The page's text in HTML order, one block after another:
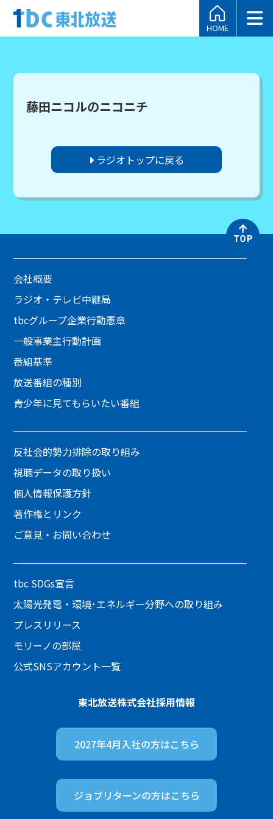
HOME
藤田ニコルのニコニチ
ラジオトップに戻る
会社概要
ラジオ・テレビ中継局
tbcグループ企業行動憲章
一般事業主行動計画
番組基準
放送番組の種別
青少年に見てもらいたい番組
反社会的勢力排除の取り組み
視聴データの取り扱い
個人情報保護方針
著作権とリンク
ご意見・お問い合わせ
tbc SDGs宣言
太陽光発電・環境･エネルギー分野への取り組み
プレスリリース
モリーノの部屋
公式SNSアカウント一覧
東北放送株式会社採用情報
2027年4月入社の方はこちら
ジョブリターンの方はこちら